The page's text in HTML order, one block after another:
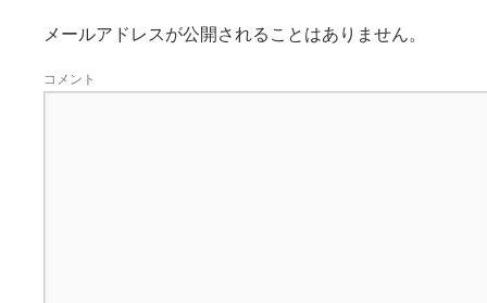
メールアドレスが公開されることはありません。
コメント